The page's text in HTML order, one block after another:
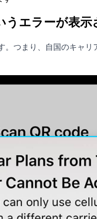
うエラーが表示
つまり、自国のキャ